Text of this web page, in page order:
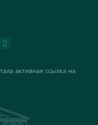
активная ссылка на